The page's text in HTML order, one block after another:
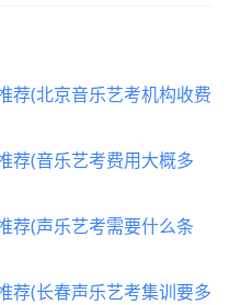
荐(北京音乐艺考机构收费
荐(音乐艺考费用大概多
荐(声乐艺考需要什么条
荐(长春声乐艺考集训要多